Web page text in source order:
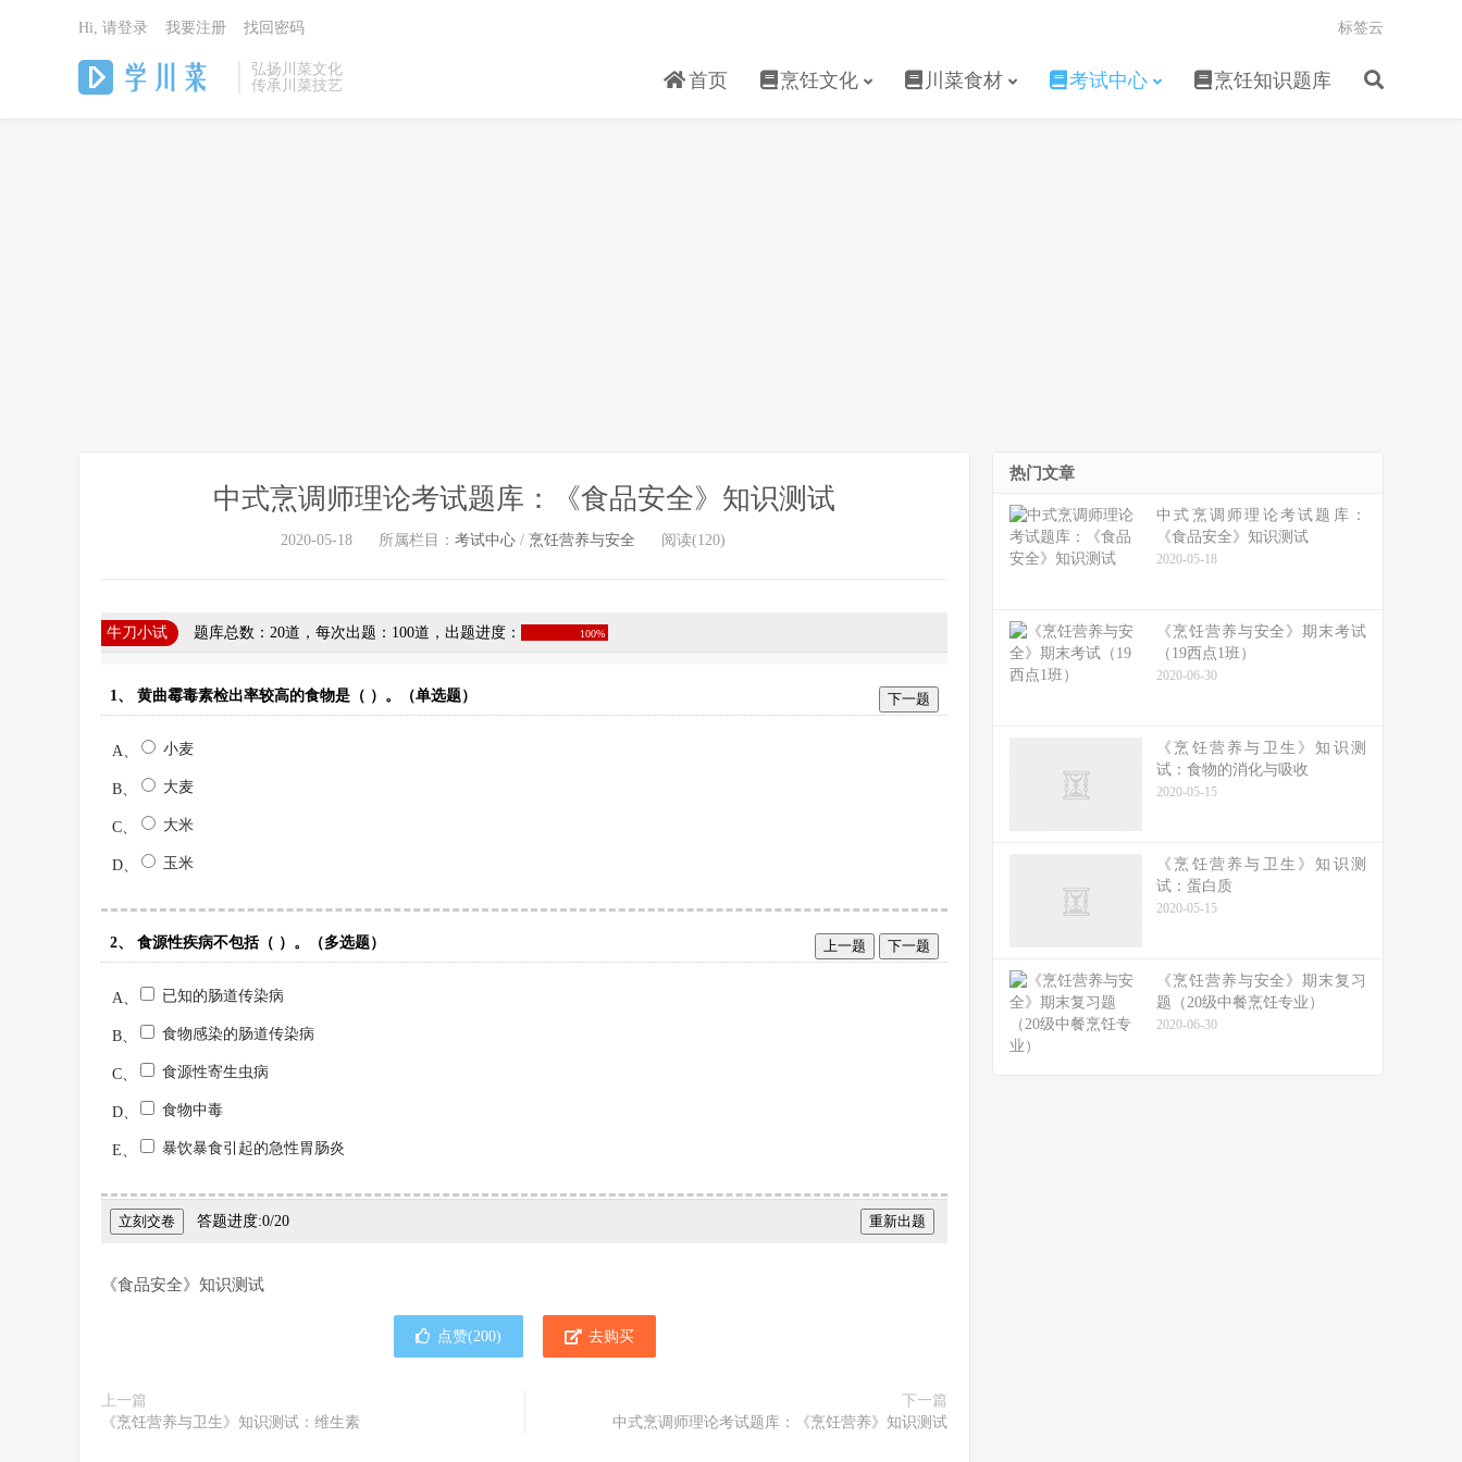
弘扬川菜文化
传承川菜技艺
首页 烹饪文化 川菜食材 考试中心 烹饪知识题库
标签云
Hi, 请登录 我要注册 找回密码
中式烹调师理论考试题库：《食品安全》知识测试
2020-05-18 所属栏目： 考试中心/ 烹饪营养与安全 阅读(120)
《食品安全》知识测试
点赞(200) 去购买
上一篇
《烹饪营养与卫生》知识测试：维生素
下一篇
中式烹调师理论考试题库：《烹饪营养》知识测试
热门文章
中式烹调师理论考试题库：
《食品安全》知识测试
2020-05-18
《烹饪营养与安全》期末考试
（19西点1班）
2020-06-30
《烹饪营养与卫生》知识测
试：食物的消化与吸收
2020-05-15
《烹饪营养与卫生》知识测
试：蛋白质
2020-05-15
《烹饪营养与安全》期末复习
题（20级中餐烹饪专业）
2020-06-30